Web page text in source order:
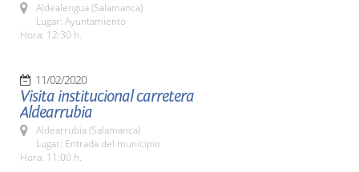
Aldealengua (Salamanca)
Lugar: Ayuntamiento
Hora: 12:30 h.
11/02/2020
Visita institucional carretera
Aldearrubia
Aldearrubia (Salamanca)
Lugar: Entrada del municipio
Hora: 11:00 h.